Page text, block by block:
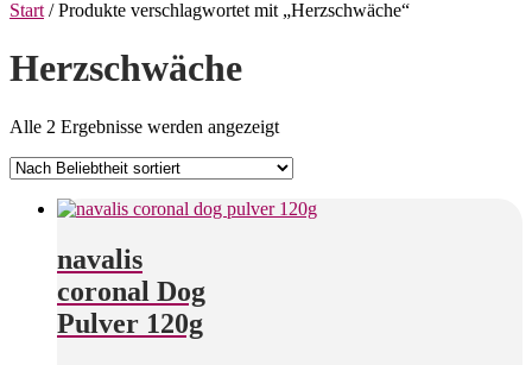
Start / Produkte verschlagwortet mit „Herzschwäche“
Herzschwäche
Alle 2 Ergebnisse werden angezeigtNach
sortiert
navalis
coronal Dog
Pulver 120g